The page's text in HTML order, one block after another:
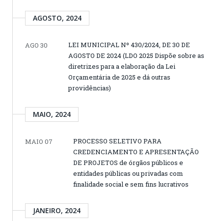
AGOSTO, 2024
AGO 30
LEI MUNICIPAL Nº 430/2024, DE 30 DE
AGOSTO DE 2024 (LDO 2025 Dispõe sobre as
diretrizes para a elaboração da Lei
Orçamentária de 2025 e dá outras
providências)
MAIO, 2024
MAIO 07
PROCESSO SELETIVO PARA
CREDENCIAMENTO E APRESENTAÇÃO
DE PROJETOS de órgãos públicos e
entidades públicas ou privadas com
finalidade social e sem fins lucrativos
JANEIRO, 2024